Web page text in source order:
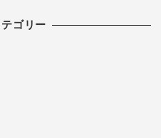
ゴリー